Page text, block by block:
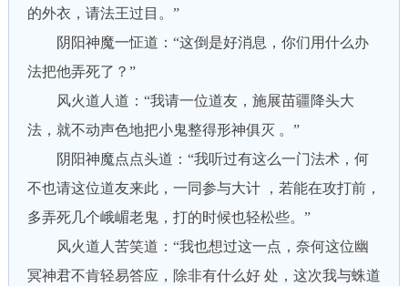
的外衣，请法王过目。”
阴阳神魔一怔道：“这倒是好消息，你们用什么办
法把他弄死了？”
风火道人道：“我请一位道友，施展苗疆降头大
法，就不动声色地把小鬼整得形神俱灭 。”
阴阳神魔点点头道：“我听过有这么一门法术，何
不也请这位道友来此，一同参与大计 ，若能在攻打前，
多弄死几个峨嵋老鬼，打的时候也轻松些。”
风火道人苦笑道：“我也想过这一点，奈何这位幽
冥神君不肯轻易答应，除非有什么好 处，这次我与蛛道